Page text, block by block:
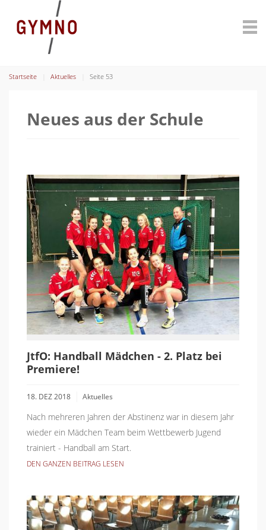
Startseite Aktuelles Seite 53
Neues aus der Schule
JtfO: Handball Mädchen - 2. Platz bei
Premiere!
18. DEZ 2018 Aktuelles
Nach mehreren Jahren der Abstinenz war in diesem Jahr
wieder ein Mädchen Team beim Wettbewerb Jugend
trainiert - Handball am Start.
DEN GANZEN BEITRAG LESEN